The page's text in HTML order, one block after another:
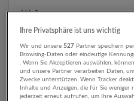
Wo?
Umkreis
Ihre Privatsphäre ist uns wichtig
Wir und unsere527 Partner speichern
Browsing-Daten oder eindeutige
. Wenn Sie Akzeptieren auswählen,
und unsere Partner verarbeiten Daten,
Zwecke unterstützen. Wenn Tracker
Inhalte und Anzeigen, die für Sie weniger
jederzeit erneut aufrufen, um Ihre